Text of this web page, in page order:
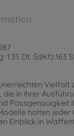
1:35 Dt. SdKfz.163
Vielfalt
in ihrer
Passgenauigkeit
halten
Einblick in